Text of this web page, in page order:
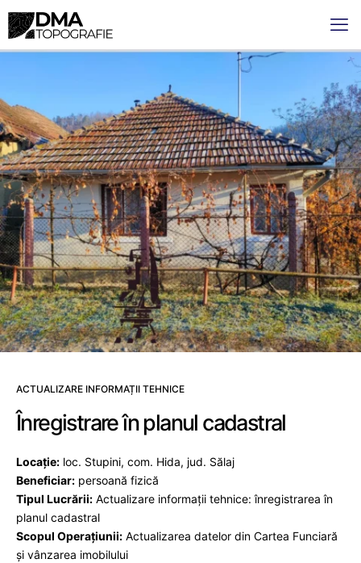
ACTUALIZARE INFORMAȚII TEHNICE
Înregistrare în planul cadastral
Locație: loc. Stupini, com. Hida, jud. Sălaj
Beneficiar: persoană fizică
Tipul Lucrării: Actualizare informații tehnice: înregistrarea în
planul cadastral
Scopul Operațiunii: Actualizarea datelor din Cartea Funciară
și vânzarea imobilului